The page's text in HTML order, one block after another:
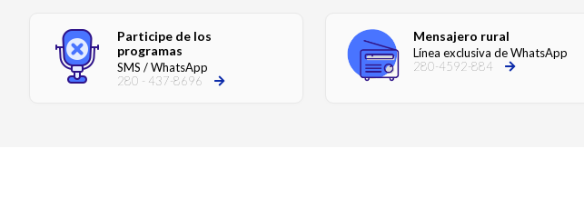
Participe de los
programas
SMS / WhatsApp
280 - 437-8696
Mensajero rural
Línea exclusiva de WhatsApp
280-4592-884